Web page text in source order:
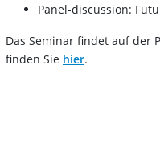
Panel-discussion:
Das Seminar findet auf der
finden Sie hier.